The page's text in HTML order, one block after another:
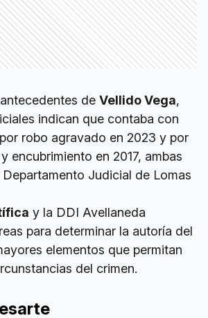
de Vellido Vega,
indican que contaba con
robo agravado en 2023 y por
encubrimiento en 2017, ambas
Judicial de Lomas
y la DDI Avellaneda
para determinar la autoría del
elementos que permitan
del crimen.